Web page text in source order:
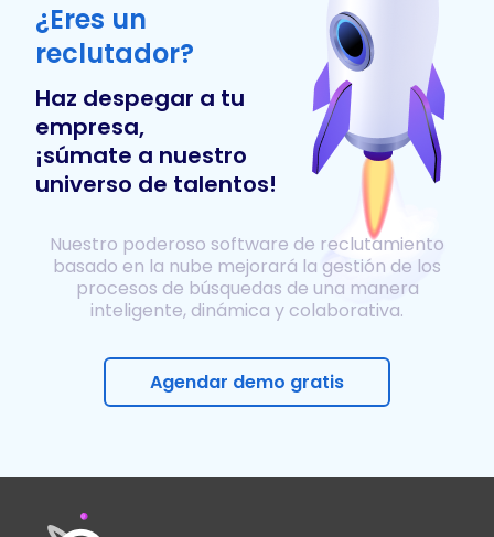
¿Eres un
reclutador?
Haz despegar a tu
empresa,
¡súmate a nuestro
universo de talentos!
Nuestro poderoso software de reclutamiento
basado en la nube mejorará la gestión de los
procesos de búsquedas de una manera
inteligente, dinámica y colaborativa.
Agendar demo gratis